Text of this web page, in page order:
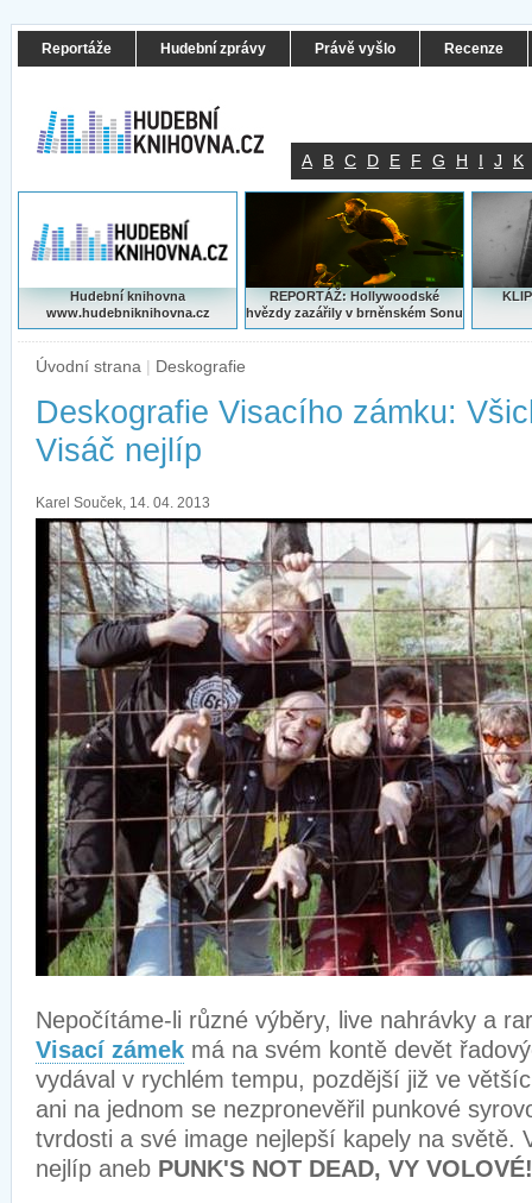
Reportáže Hudební zprávy Právě vyšlo Recenze
A B C D E F G H I J K
Hudební knihovna
www.hudebniknihovna.cz
REPORTÁŽ: Hollywoodské
hvězdy zazářily v brněnském Sonu
Úvodní strana | Deskografie
Deskografie Visacího zámku:
Visáč nejlíp
Karel Souček, 14. 04. 2013
Nepočítáme-li různé výběry, live nahrávky a
Visací zámek má na svém kontě devět
vydával v rychlém tempu, pozdější již ve
ani na jednom se nezpronevěřil punkové
tvrdosti a své image nejlepší kapely na světě.
nejlíp aneb PUNK'S NOT DEAD, VY VOLOVÉ!